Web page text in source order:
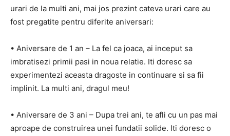
urari de la multi ani, mai jos prezint cateva urari care au
fost pregatite pentru diferite aniversari:
• Aniversare de 1 an – La fel ca joaca, ai inceput sa
imbratisezi primii pasi in noua relatie. Iti doresc sa
experimentezi aceasta dragoste in continuare si sa fii
implinit. La multi ani, dragul meu!
• Aniversare de 3 ani – Dupa trei ani, te afli cu un pas mai
aproape de construirea unei fundatii solide. Iti doresc o